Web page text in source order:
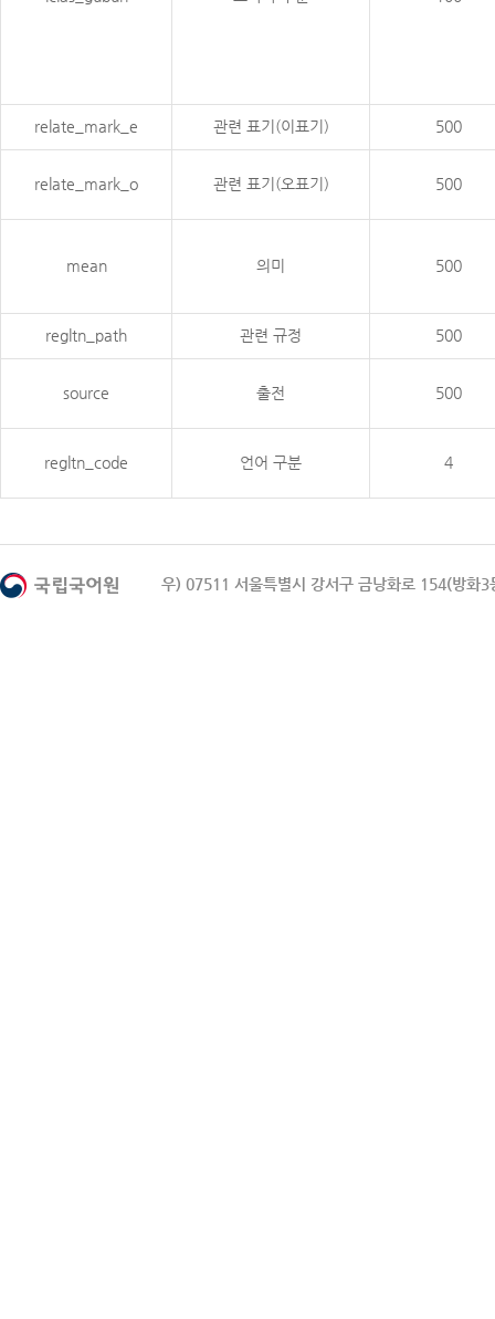
relate_mark_e 관련 표기(이표기) 500
relate_mark_o 관련 표기(오표기) 500
mean 의미 500
regltn_path 관련 규정 500
source 출전 500
regltn_code 언어 구분 4
우) 07511 서울특별시 강서구 금낭화로 154(방화3